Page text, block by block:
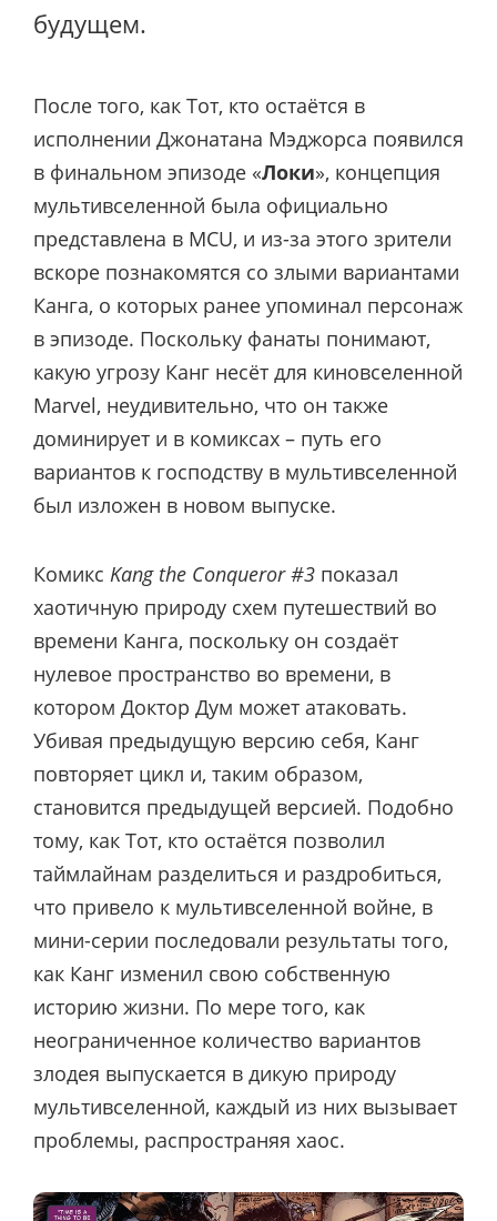
будущем.
После того, как Тот, кто остаётся в
исполнении Джонатана Мэджорса появился
в финальном эпизоде «Локи», концепция
мультивселенной была официально
представлена в MCU, и из-за этого зрители
вскоре познакомятся со злыми вариантами
Канга, о которых ранее упоминал персонаж
в эпизоде. Поскольку фанаты понимают,
какую угрозу Канг несёт для киновселенной
Marvel, неудивительно, что он также
доминирует и в комиксах – путь его
вариантов к господству в мультивселенной
был изложен в новом выпуске.
Комикс Kang the Conqueror #3 показал
хаотичную природу схем путешествий во
времени Канга, поскольку он создаёт
нулевое пространство во времени, в
котором Доктор Дум может атаковать.
Убивая предыдущую версию себя, Канг
повторяет цикл и, таким образом,
становится предыдущей версией. Подобно
тому, как Тот, кто остаётся позволил
таймлайнам разделиться и раздробиться,
что привело к мультивселенной войне, в
мини-серии последовали результаты того,
как Канг изменил свою собственную
историю жизни. По мере того, как
неограниченное количество вариантов
злодея выпускается в дикую природу
мультивселенной, каждый из них вызывает
проблемы, распространяя хаос.